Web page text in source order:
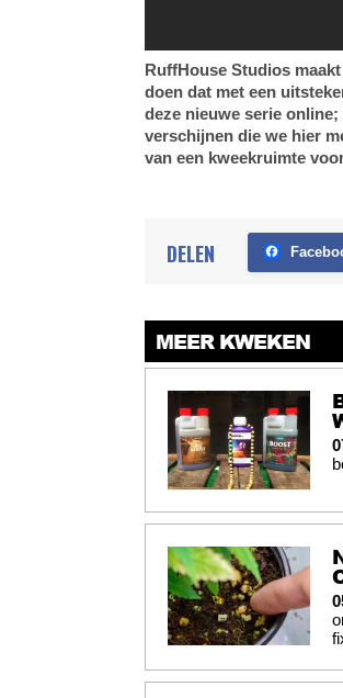
RuffHouse Studios
doen dat met een
deze nieuwe serie
verschijnen die we hier
van een kweekruimte
DELEN
MEER KWEKEN